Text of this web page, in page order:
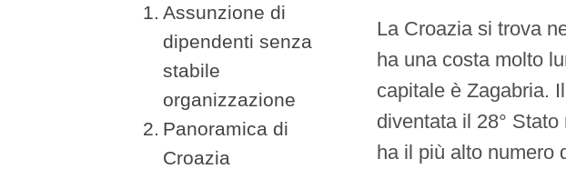
Assunzione di
dipendenti senza
stabile
organizzazione
Panoramica di
Croazia
La Croazia si trova
ha una costa molto
capitale è Zagabria.
diventata il 28°
ha il più alto numero